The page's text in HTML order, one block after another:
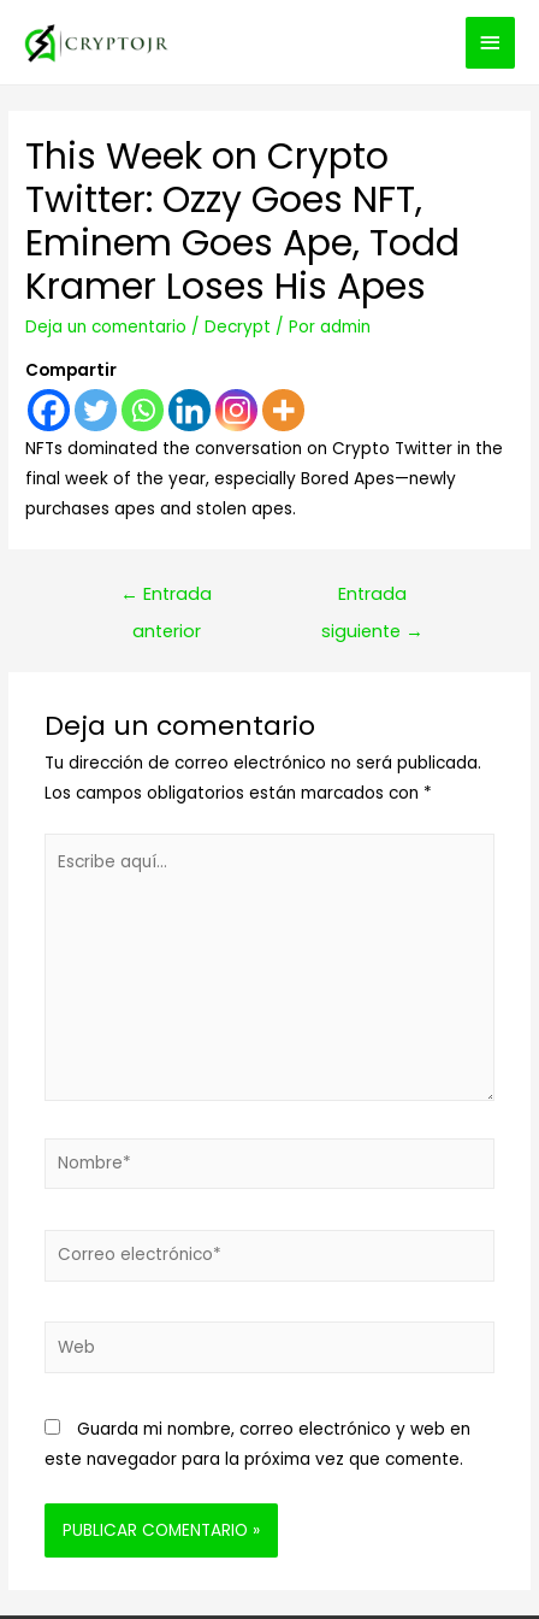
This Week on Crypto
Twitter: Ozzy Goes NFT,
Eminem Goes Ape, Todd
Kramer Loses His Apes
Deja un comentario /Decrypt / Poradmin
Compartir
NFTs dominated the conversation on Crypto Twitter in the
final week of the year, especially Bored Apes—newly
purchases apes and stolen apes.
Navegación
← Entrada
anterior
Entrada
siguiente →
Deja un comentario
Tu dirección de correo electrónico no será publicada.
Los campos obligatorios están marcados con *
Nombre*
Correo
Web
Guarda mi nombre, correo electrónico y web en
este navegador para la próxima vez que comente.